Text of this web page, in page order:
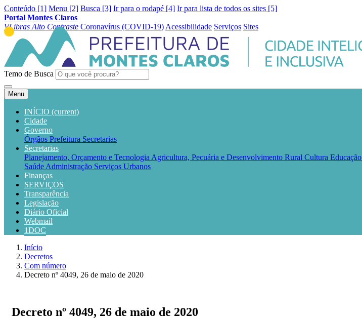
Conteúdo [1] Menu [2] Busca [3] Ir para o rodapé [4] Ir para lista de todos os sites [5]
Portal Montes Claros
VLibras Alto Contraste Coronavírus (COVID-19) Acessibilidade Serviços Sites
Temo de Busca
Menu
INÍCIO (current)
Cidade
Governo
Órgãos Prefeitura Secretarias
Secretarias
Planejamento, Orçamento e Tecnologia Agricultura, Pecuária e Desenvolvimento Rural Cultura Educação
Saúde Administração Serviços Urbanos
Finanças
SERVIÇOS
Transparência
Legislação
Diário Oficial
Webmail
1DOC
Início
Decretos
Com número
Decreto nº 4049, 26 de maio de 2020
Decreto nº 4049, 26 de maio de 2020